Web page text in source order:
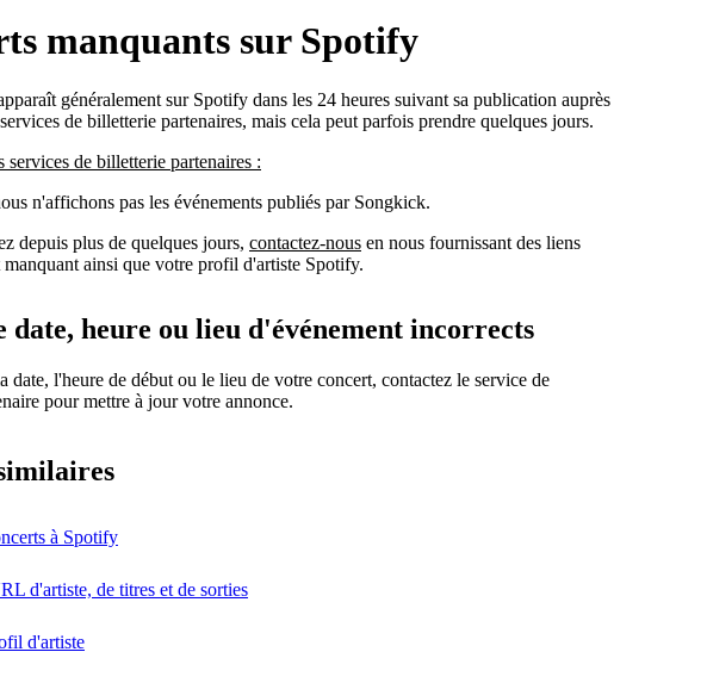
manquants sur Spotify
généralement sur Spotify dans les 24 heures suivant sa publication auprès
de billetterie partenaires, mais cela peut parfois prendre quelques jours.
services de billetterie partenaires :
n'affichons pas les événements publiés par Songkick.
depuis plus de quelques jours, contactez-nous en nous fournissant des liens
manquant ainsi que votre profil d'artiste Spotify.
date, heure ou lieu d'événement incorrects
date, l'heure de début ou le lieu de votre concert, contactez le service de
pour mettre à jour votre annonce.
à Spotify
d'artiste, de titres et de sorties
d'artiste